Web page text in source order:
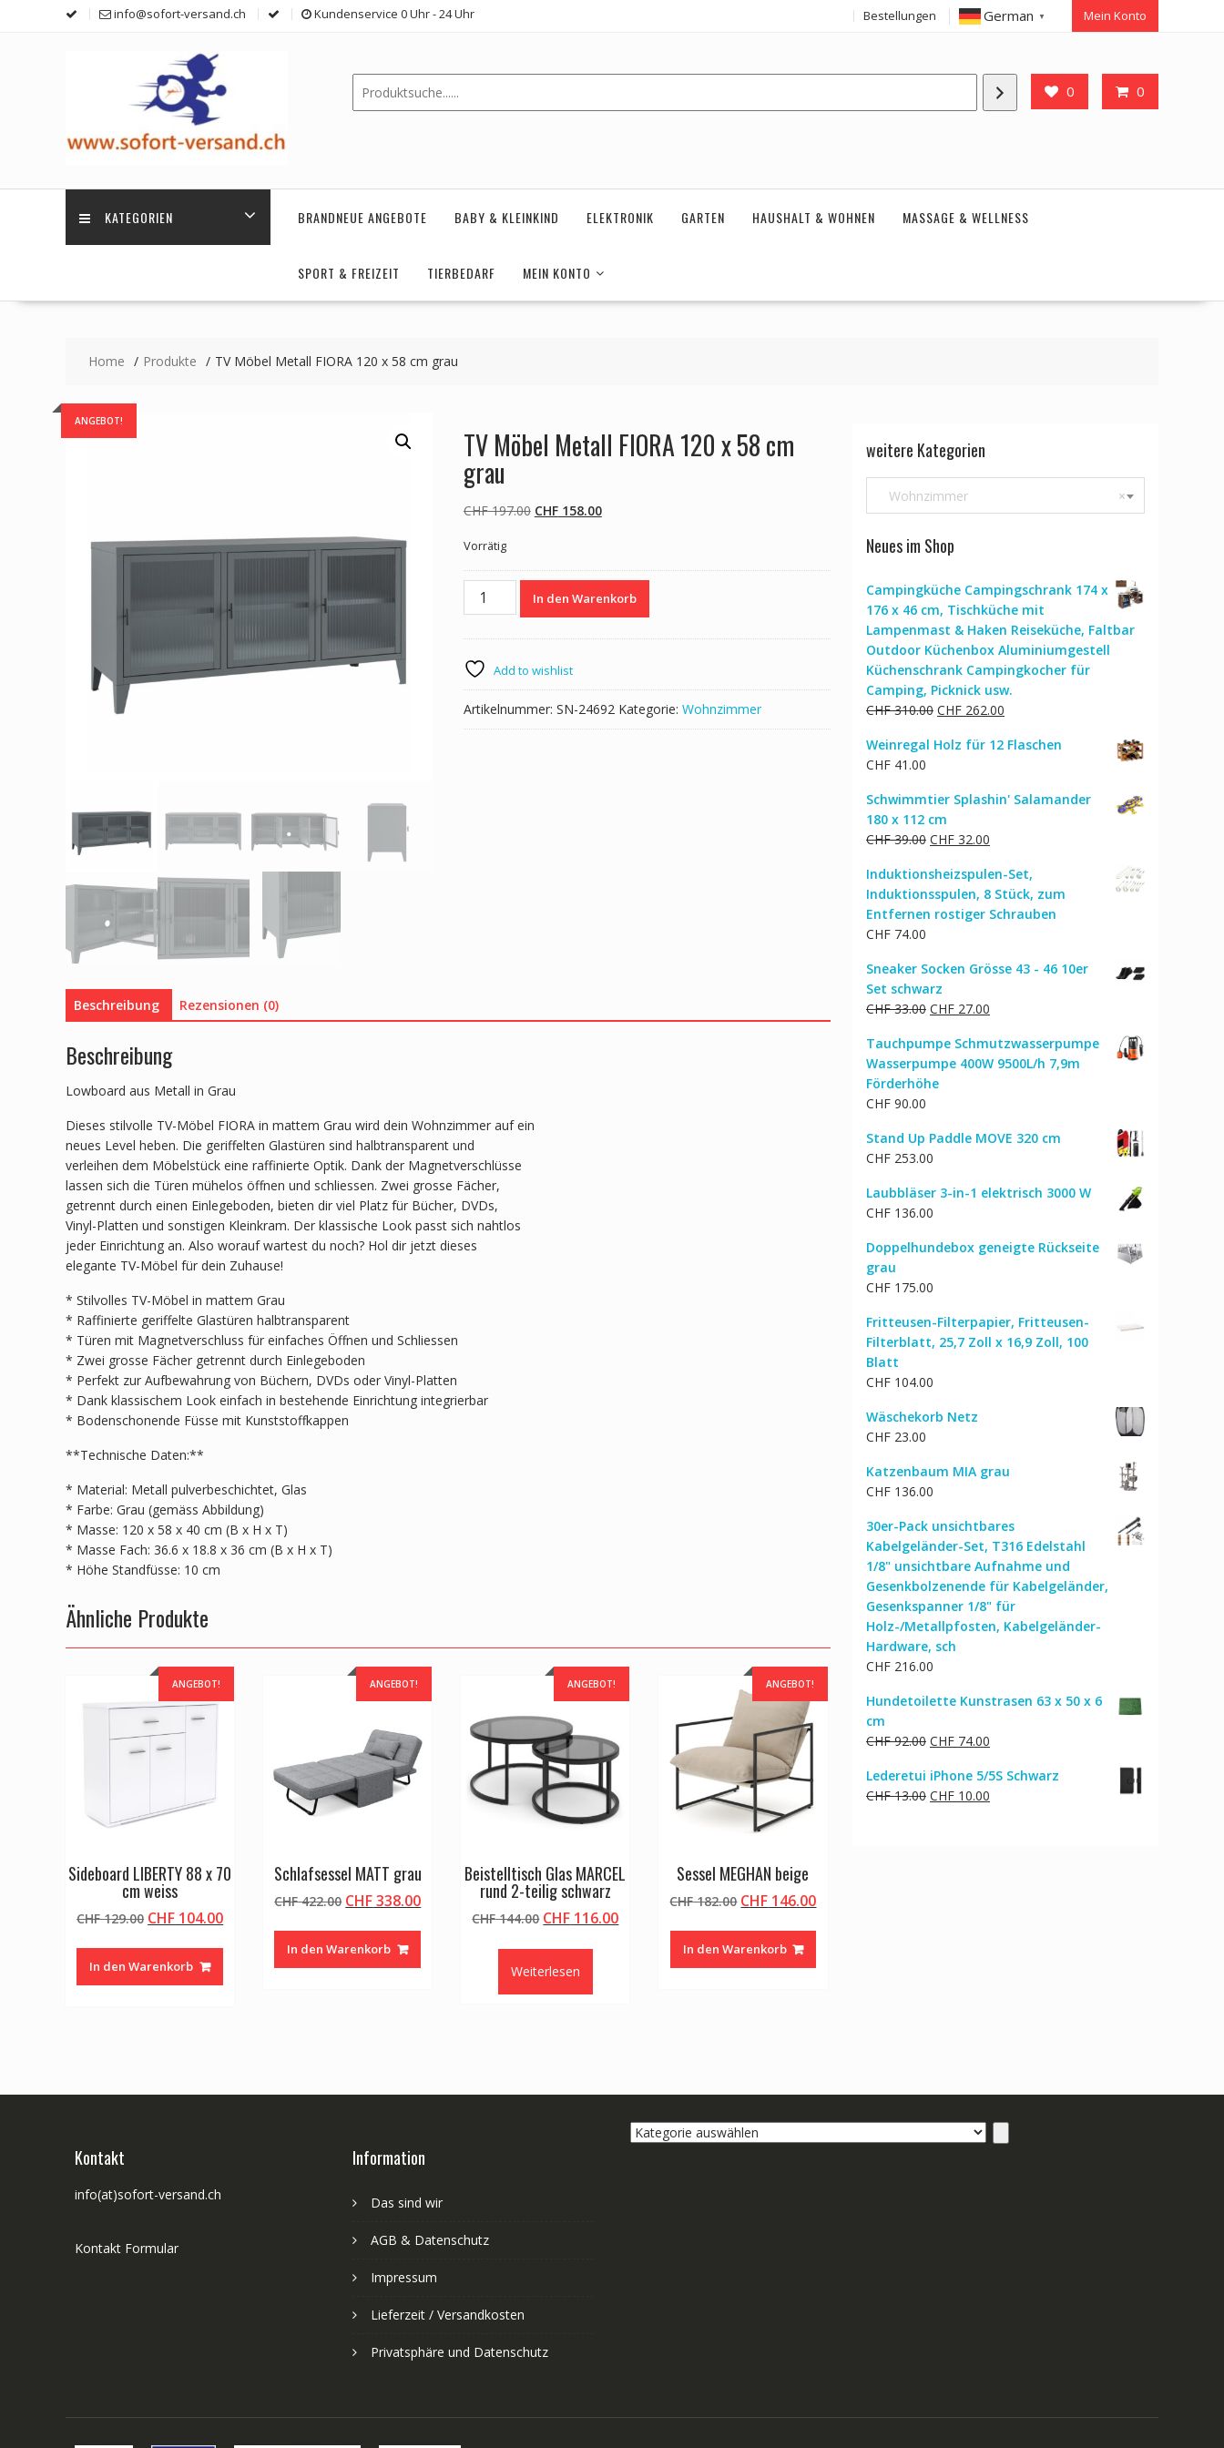
info@sofort-versand.ch Kundenservice 0 Uhr - 24 Uhr Bestellungen German ▼ Mein Konto
0 0
KATEGORIEN BRANDNEUE ANGEBOTE BABY & KLEINKIND ELEKTRONIK GARTEN HAUSHALT & WOHNEN MASSAGE & WELLNESS
SPORT & FREIZEIT TIERBEDARF MEIN KONTO
Home Produkte TV Möbel Metall FIORA 120 x 58 cm grau
ANGEBOT!
TV Möbel Metall FIORA 120 x 58 cm
grau
CHF197.00 Ursprünglicher
CHF 197.00
CHF158.00Aktueller
CHF 158.00.
Vorrätig
120
x
58
cm
In den Warenkorb
Add to wishlist
Artikelnummer: SN-24692 Kategorie: Wohnzimmer
Beschreibung Rezensionen (0)
Beschreibung
Lowboard aus Metall in Grau
Dieses stilvolle TV-Möbel FIORA in mattem Grau wird dein Wohnzimmer auf ein
neues Level heben. Die geriffelten Glastüren sind halbtransparent und
verleihen dem Möbelstück eine raffinierte Optik. Dank der Magnetverschlüsse
lassen sich die Türen mühelos öffnen und schliessen. Zwei grosse Fächer,
getrennt durch einen Einlegeboden, bieten dir viel Platz für Bücher, DVDs,
Vinyl-Platten und sonstigen Kleinkram. Der klassische Look passt sich nahtlos
jeder Einrichtung an. Also worauf wartest du noch? Hol dir jetzt dieses
elegante TV-Möbel für dein Zuhause!
* Stilvolles TV-Möbel in mattem Grau
* Raffinierte geriffelte Glastüren halbtransparent
* Türen mit Magnetverschluss für einfaches Öffnen und Schliessen
* Zwei grosse Fächer getrennt durch Einlegeboden
* Perfekt zur Aufbewahrung von Büchern, DVDs oder Vinyl-Platten
* Dank klassischem Look einfach in bestehende Einrichtung integrierbar
* Bodenschonende Füsse mit Kunststoffkappen
**Technische Daten:**
* Material: Metall pulverbeschichtet, Glas
* Farbe: Grau (gemäss Abbildung)
* Masse: 120 x 58 x 40 cm (B x H x T)
* Masse Fach: 36.6 x 18.8 x 36 cm (B x H x T)
* Höhe Standfüsse: 10 cm
Ähnliche Produkte
ANGEBOT!
Sideboard LIBERTY 88 x 70
cm weiss
CHF129.00 Ursprünglicher
war:
CHF 129.00
CHF 104.00Aktueller
In den Warenkorb
ANGEBOT!
Schlafsessel MATT grau
CHF422.00 Ursprünglicher
war:
CHF 422.00
CHF338.00Aktueller
In den Warenkorb
ANGEBOT!
Beistelltisch Glas MARCEL
rund 2-teilig schwarz
CHF144.00 Ursprünglicher
CHF 144.00
CHF 116.00Aktueller
Weiterlesen
ANGEBOT!
Sessel MEGHAN beige
CHF182.00 Ursprünglicher
war:
CHF 182.00
CHF 146.00Aktueller
In den Warenkorb
weitere Kategorien
×
Wohnzimmer
Neues im Shop
Campingküche Campingschrank 174 x
176 x 46 cm, Tischküche mit
Lampenmast & Haken Reiseküche, Faltbar
Outdoor Küchenbox Aluminiumgestell
Küchenschrank Campingkocher für
Camping, Picknick usw.
CHF310.00 Ursprünglicher
war:
CHF 262.00
ist:
Weinregal Holz für 12 Flaschen
CHF 41.00
Schwimmtier Splashin' Salamander
180 x 112 cm
CHF39.00 Ursprünglicher
war:
CHF 39.00
CHF 32.00
ist:
CHF 32.00.
Induktionsheizspulen-Set,
Induktionsspulen, 8 Stück, zum
Entfernen rostiger Schrauben
CHF 74.00
Sneaker Socken Grösse 43 - 46 10er
Set schwarz
CHF33.00 Ursprünglicher
war:
CHF 33.00
CHF 27.00
ist:
CHF 27.00.
Tauchpumpe Schmutzwasserpumpe
Wasserpumpe 400W 9500L/h 7,9m
Förderhöhe
CHF 90.00
Stand Up Paddle MOVE 320 cm
CHF 253.00
Laubbläser 3-in-1 elektrisch 3000 W
CHF 136.00
Doppelhundebox geneigte Rückseite
grau
CHF 175.00
Fritteusen-Filterpapier, Fritteusen-
Filterblatt, 25,7 Zoll x 16,9 Zoll, 100
Blatt
CHF 104.00
Wäschekorb Netz
CHF 23.00
Katzenbaum MIA grau
CHF 136.00
30er-Pack unsichtbares
Kabelgeländer-Set, T316 Edelstahl
1/8" unsichtbare Aufnahme und
Gesenkbolzenende für Kabelgeländer,
Gesenkspanner 1/8" für
Holz-/Metallpfosten, Kabelgeländer-
Hardware, sch
CHF 216.00
Hundetoilette Kunstrasen 63 x 50 x 6
cm
CHF92.00 Ursprünglicher
war:
CHF 92.00
CHF 74.00
ist:
CHF 74.00.
Lederetui iPhone 5/5S Schwarz
CHF13.00 Ursprünglicher
CHF 10.00
Kontakt
info(at)sofort-versand.ch
Kontakt Formular
Information
Das sind wir
AGB & Datenschutz
Impressum
Lieferzeit / Versandkosten
Privatsphäre und Datenschutz
Kategorie